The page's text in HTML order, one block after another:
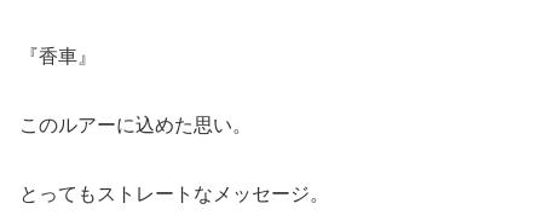
『香車』
このルアーに込めた思い。
とってもストレートなメッセージ。